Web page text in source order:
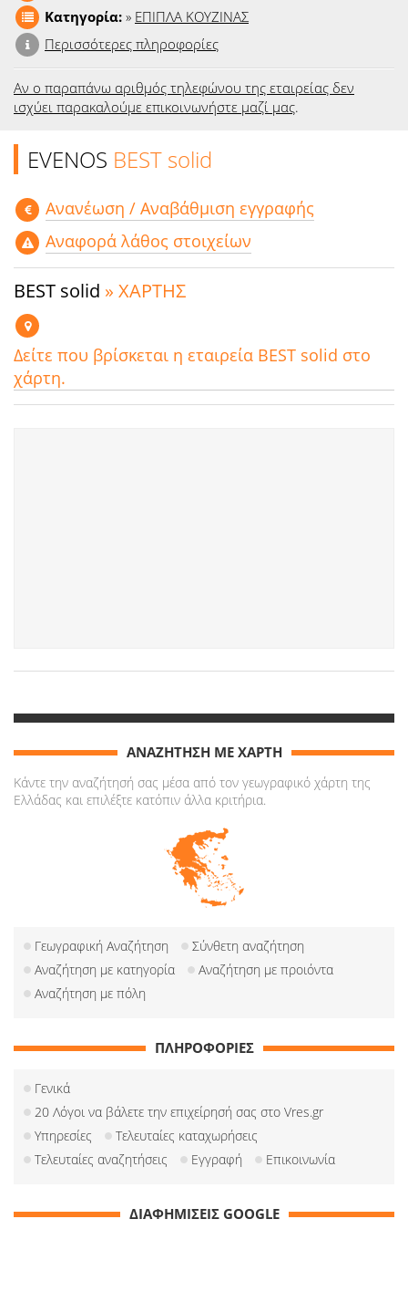
Κατηγορία: » ΕΠΙΠΛΑ ΚΟΥΖΙΝΑΣ
Περισσότερες πληροφορίες
Αν ο παραπάνω αριθμός τηλεφώνου της εταιρείας δεν
ισχύει παρακαλούμε επικοινωνήστε μαζί μας.
EVENOS BEST solid
Aνανέωση / Αναβάθμιση εγγραφής
Αναφορά λάθος στοιχείων
BEST solid » ΧΑΡΤΗΣ
Δείτε που βρίσκεται η εταιρεία BEST solid στο
χάρτη.
ΑΝΑΖΗΤΗΣΗ ΜΕ ΧΑΡΤΗ
Κάντε την αναζήτησή σας μέσα από τον γεωγραφικό χάρτη της
Ελλάδας και επιλέξτε κατόπιν άλλα κριτήρια.
Γεωγραφική Αναζήτηση
Σύνθετη αναζήτηση
Αναζήτηση με κατηγορία
Αναζήτηση με προιόντα
Αναζήτηση με πόλη
ΠΛΗΡΟΦΟΡΙΕΣ
Γενικά
20 Λόγοι να βάλετε την επιχείρησή σας στο Vres.gr
Υπηρεσίες
Τελευταίες καταχωρήσεις
Τελευταίες αναζητήσεις
Εγγραφή Επικοινωνία
ΔΙΑΦΗΜΙΣΕΙΣ GOOGLE